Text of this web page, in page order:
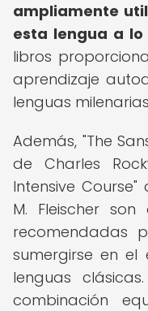
ampliamente
esta lengua a
libros
aprendizaje
lenguas
Además, "The
de Charles
Intensive
M. Fleischer
recomendadas
sumergirse en
lenguas
combinación